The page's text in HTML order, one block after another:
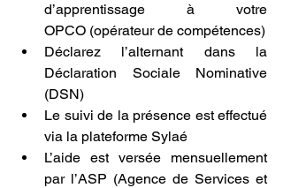
d’apprentissage à votre
OPCO (opérateur de compétences)
Déclarez l’alternant dans la
Déclaration Sociale Nominative
(DSN)
Le suivi de la présence est effectué
via la plateforme Sylaé
L’aide est versée mensuellement
par l’ASP (Agence de Services et